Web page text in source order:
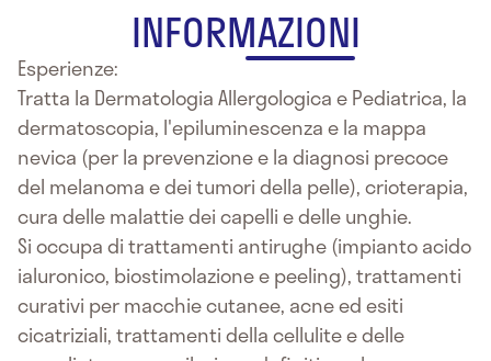
INFORMAZIONI
Esperienze:
Tratta la Dermatologia Allergologica e Pediatrica, la
dermatoscopia, l'epiluminescenza e la mappa
nevica (per la prevenzione e la diagnosi precoce
del melanoma e dei tumori della pelle), crioterapia,
cura delle malattie dei capelli e delle unghie.
Si occupa di trattamenti antirughe (impianto acido
ialuronico, biostimolazione e peeling), trattamenti
curativi per macchie cutanee, acne ed esiti
cicatriziali, trattamenti della cellulite e delle